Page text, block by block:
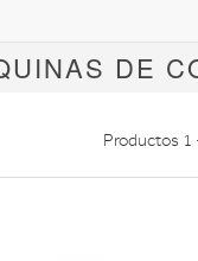
MOVILIDAD
DE
Productos 1